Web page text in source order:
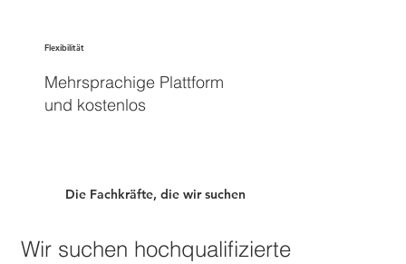
Flexibilität
Mehrsprachige Plattform
und kostenlos
Die Fachkräfte, die wir suchen
Wir suchen hochqualifizierte